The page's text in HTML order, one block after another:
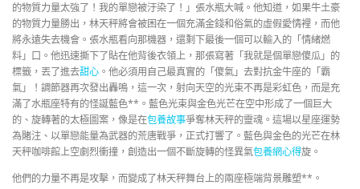
的物質力量太強了！我的單戀被汙染了！」張水瓶大喊。他知道，如果牛土豪
的物質力量勝出，林天秤將會被困在一個充滿金錢和俗氣的虛假愛情裡，而他
將永遠失去機會。張水瓶看向那機器，還剩下最後一個可以輸入的「情緒燃
料」口。他迅速撕下了貼在他背後衣領上，那張寫著「我就是個單戀傻瓜」的
標籤，丟了進去甜心 。他必須用自己最真實的「傻氣」去對抗金牛座的「霸
氣」！調節器再次發出轟鳴，這一次，射向天空的光束不再是彩虹色，而是充
滿了水瓶座特有的怪誕藍色**。藍色光束與金色光芒在空中形成了一個巨大
的、旋轉著的太極圖案，像是在包養故事爭奪林天秤的靈魂。這場以星座運勢
為賭注、以單戀能量為武器的荒唐戰爭，正式打響了。藍色與金色的光芒在林
天秤咖啡館上空劇烈衝撞，創造出一個不斷旋轉的怪異氣包養網心得旋。
他們的力量不再是攻擊，而變成了林天秤舞台上的兩座極端背景雕塑**。